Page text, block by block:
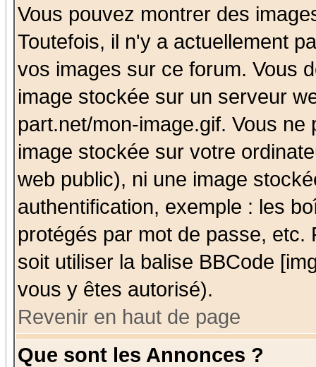
Vous pouvez montrer des
Toutefois, il n'y a actuellement
vos images sur ce forum. Vous
image stockée sur un serveur
part.net/mon-image.gif. Vous
image stockée sur votre
web public), ni une image
authentification, exemple : les
protégés par mot de passe,
soit utiliser la balise BBCode
vous y êtes autorisé).
Revenir en haut de page
Que sont les Annonces ?